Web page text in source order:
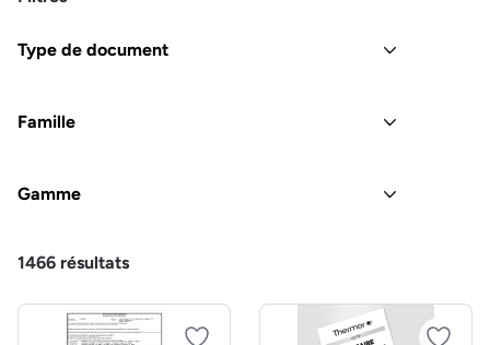
Type de document
Famille
Gamme
1466 résultats